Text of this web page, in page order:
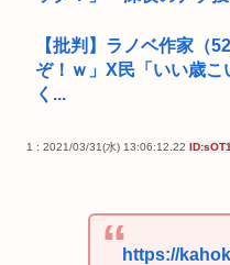
【批判】ラノベ作家（
ぞ！ｗ」X民「いい歳
く...
1 : 2021/03/31(水) 13:06:12.22
https://